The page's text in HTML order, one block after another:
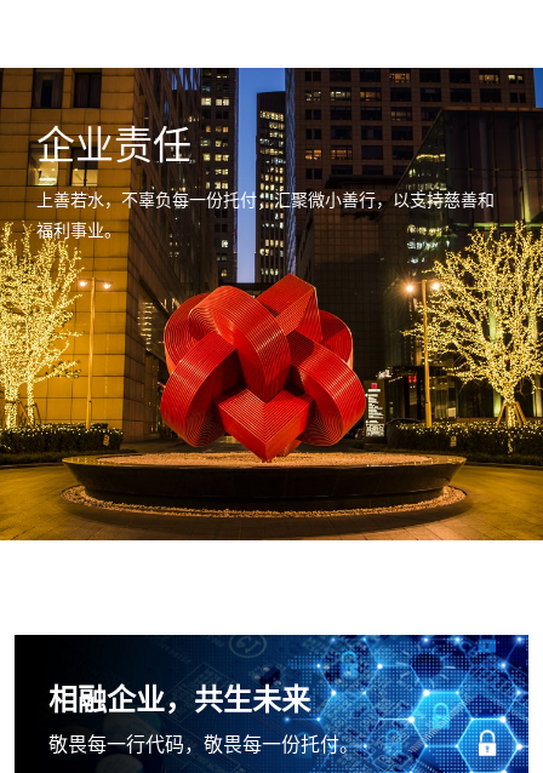
企业责任
上善若水，不辜负每一份托付；汇聚微小善行，以支持慈善和
福利事业。
相融企业，共生未来
敬畏每一行代码，敬畏每一份托付。